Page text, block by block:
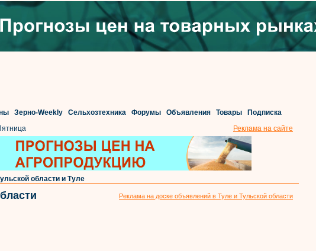
Зерно-Weekly Сельхозтехника Форумы Объявления Товары
Подписка
Реклама на сайте
области и Туле
Реклама на доске объявлений в Туле и Тульской области